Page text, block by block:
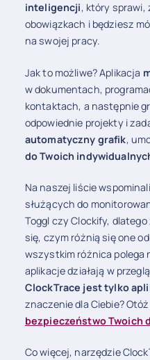
inteligencji, który sprawi,
obowiązkach i będziesz
na swojej pracy.
Jak to możliwe? Aplikacja
w dokumentach,
kontaktach, a następnie
odpowiednie projekty i
automatyczny grafik,
do Twoich
Na naszej liście
służących do
Toggl czy Clockify,
się, czym różnią się one
wszystkim różnica polega
aplikacje działają w
ClockTrace jest tylko
znaczenie dla Ciebie?
bezpieczeństwo Twoich
Co więcej, narzędzie